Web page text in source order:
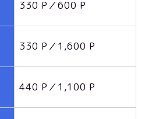
330 P／600 P
330 P／1,600 P
440 P／1,100 P